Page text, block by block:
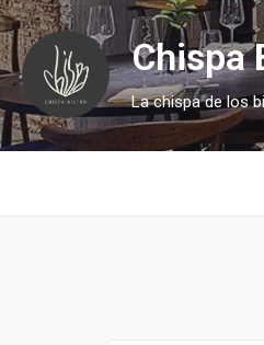
Chispa
La chispa de los